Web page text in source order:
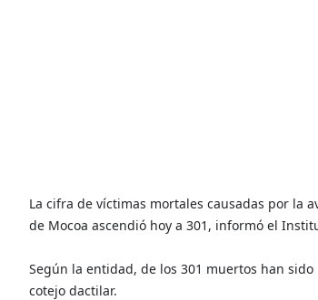
La cifra de víctimas mortales causadas por la
de Mocoa ascendió hoy a 301, informó el
Según la entidad, de los 301 muertos han
cotejo dactilar.